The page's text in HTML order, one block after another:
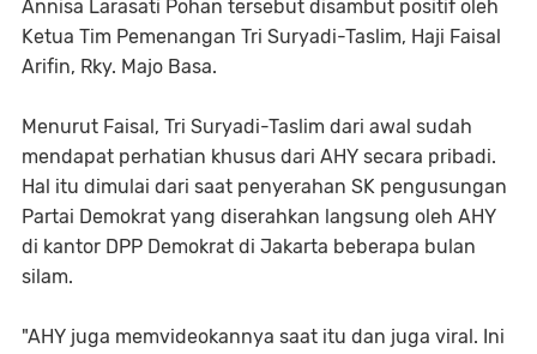
Annisa Larasati Pohan tersebut disambut positif oleh
Ketua Tim Pemenangan Tri Suryadi-Taslim, Haji Faisal
Arifin, Rky. Majo Basa.
Menurut Faisal, Tri Suryadi-Taslim dari awal sudah
mendapat perhatian khusus dari AHY secara pribadi.
Hal itu dimulai dari saat penyerahan SK pengusungan
Partai Demokrat yang diserahkan langsung oleh AHY
di kantor DPP Demokrat di Jakarta beberapa bulan
silam.
"AHY juga memvideokannya saat itu dan juga viral. Ini